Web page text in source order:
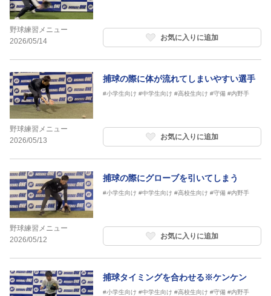
野球練習メニュー
2026/05/14
お気に入りに追加
野球練習メニュー
2026/05/13
捕球の際に体が流れてしまいやすい選手
#小学生向け #中学生向け #高校生向け #守備 #内野手
お気に入りに追加
野球練習メニュー
2026/05/12
捕球の際にグローブを引いてしまう
#小学生向け #中学生向け #高校生向け #守備 #内野手
お気に入りに追加
捕球タイミングを合わせる※ケンケン
#小学生向け #中学生向け #高校生向け #守備 #内野手